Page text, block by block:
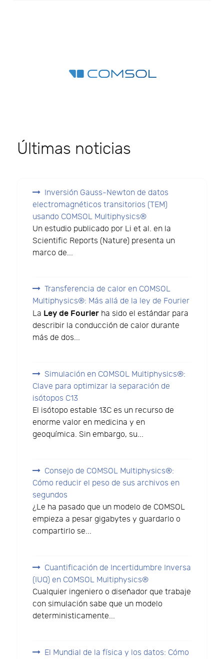
Últimas noticias
Inversión Gauss-Newton de datos
electromagnéticos transitorios (TEM)
usando COMSOL Multiphysics®
Un estudio publicado por Li et al. en la
Scientific Reports (Nature) presenta un
marco de...
Transferencia de calor en COMSOL
Multiphysics®: Más allá de la ley de Fourier
La Ley de Fourier ha sido el estándar para
describir la conducción de calor durante
más de dos...
Simulación en COMSOL Multiphysics®:
Clave para optimizar la separación de
isótopos C13
El isótopo estable 13C es un recurso de
enorme valor en medicina y en
geoquímica. Sin embargo, su...
Consejo de COMSOL Multiphysics®:
Cómo reducir el peso de sus archivos en
segundos
¿Le ha pasado que un modelo de COMSOL
empieza a pesar gigabytes y guardarlo o
compartirlo se...
Cuantificación de Incertidumbre Inversa
(IUQ) en COMSOL Multiphysics®
Cualquier ingeniero o diseñador que trabaje
con simulación sabe que un modelo
deterministicamente...
El Mundial de la física y los datos: Cómo